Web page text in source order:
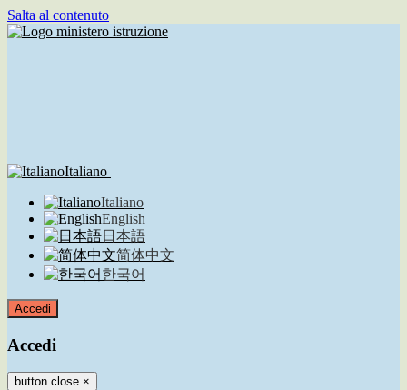
Salta al contenuto
Italiano
Italiano
English
日本語
简体中文
한국어
Accedi
Accedi
button close ×